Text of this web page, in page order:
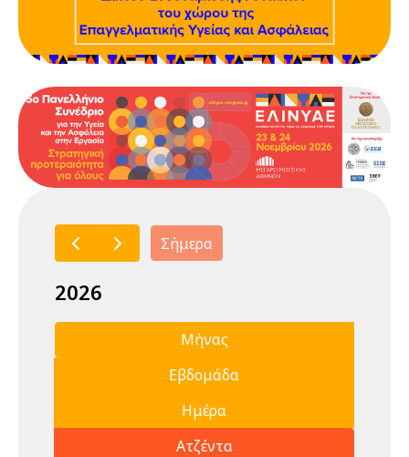
Σήμερα
2026
Μήνας
Εβδομάδα
Ημέρα
Ατζέντα